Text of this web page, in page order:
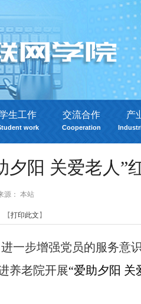
生工作
work
交流合作
Cooperation
产
阳 关爱老人”
： 本站
【打印此文 】
一步增强党员的服务意
养老院开展“爱助夕阳 关